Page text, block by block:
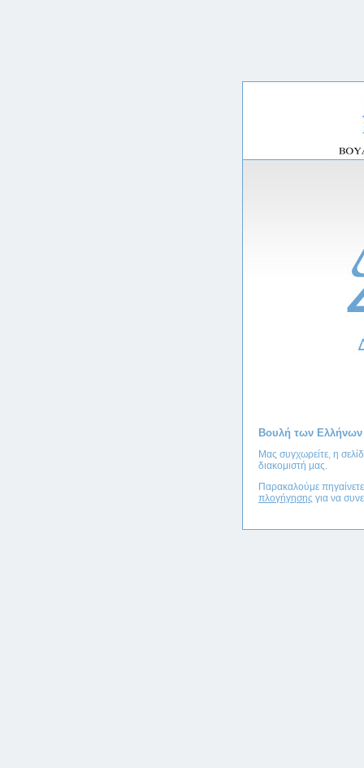
Βουλή των Ελλήνων
Μας συγχωρείτε, η
διακομιστή μας.
Παρακαλούμε
πλογήγησης για να